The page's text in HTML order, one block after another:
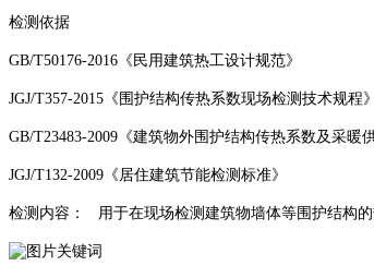
检测依据
GB/T50176-2016《民用建筑热工设计规范》
JGJ/T357-2015《围护结构传热系数现场检测技术规程》
GB/T23483-2009《建筑物外围护结构传热系数及采暖
JGJ/T132-2009《居住建筑节能检测标准》
检测内容： 用于在现场检测建筑物墙体等围护结构的